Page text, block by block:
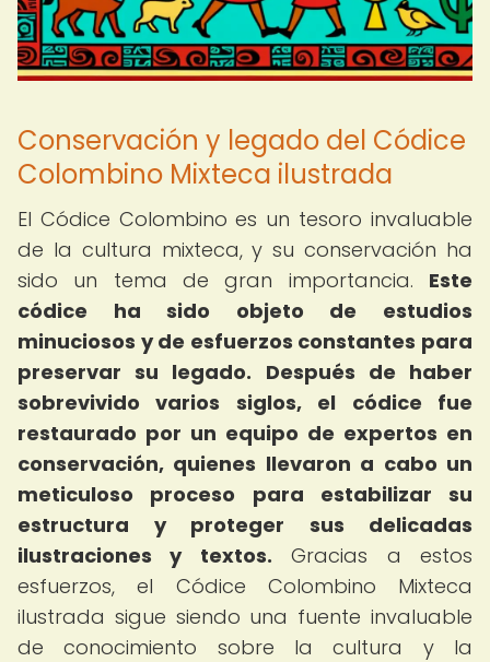
Conservación y legado del Códice
Colombino Mixteca ilustrada
El Códice Colombino es un tesoro invaluable
de la cultura mixteca, y su conservación ha
sido un tema de gran importancia. Este
códice ha sido objeto de estudios
minuciosos y de esfuerzos constantes para
preservar su legado. Después de haber
sobrevivido varios siglos, el códice fue
restaurado por un equipo de expertos en
conservación, quienes llevaron a cabo un
meticuloso proceso para estabilizar su
estructura y proteger sus delicadas
ilustraciones y textos. Gracias a estos
esfuerzos, el Códice Colombino Mixteca
ilustrada sigue siendo una fuente invaluable
de conocimiento sobre la cultura y la